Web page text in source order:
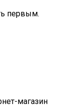
первым.
магазин